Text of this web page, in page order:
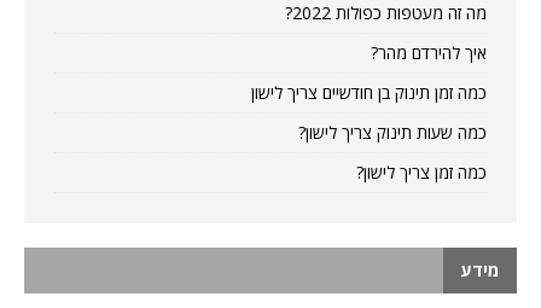
מה זה מעטפות כפולות 2022?
איך להירדם מהר?
כמה זמן תינוק בן חודשיים צריך לישון
כמה שעות תינוק צריך לישון?
כמה זמן צריך לישון?
מידע